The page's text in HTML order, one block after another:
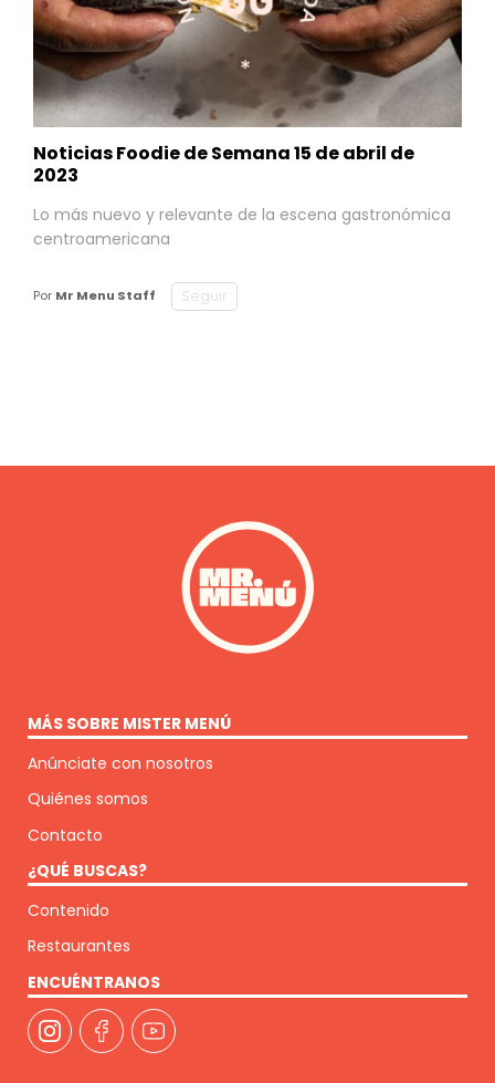
Noticias Foodie de Semana 15 de abril de
2023
Lo más nuevo y relevante de la escena gastronómica
centroamericana
Por Mr Menu Staff Seguir
MÁS SOBRE MISTER MENÚ
Anúnciate con nosotros
Quiénes somos
Contacto
¿QUÉ BUSCAS?
Contenido
Restaurantes
ENCUÉNTRANOS